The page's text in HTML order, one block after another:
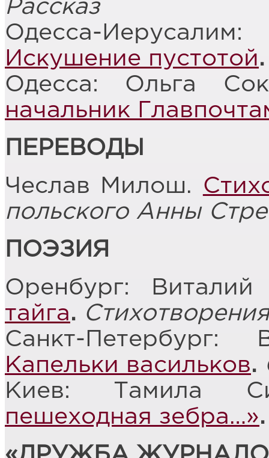
Рассказ
Одесса-
Искушение пустотой.
Одесса: Ольга
начальник
ПЕРЕВОДЫ
Чеслав Милош.
польского Анны
ПОЭЗИЯ
Оренбург:
тайга. Стихотворения
Санкт-Петербург:
Капельки васильков.
Киев: Тамила
пешеходная зебра…».